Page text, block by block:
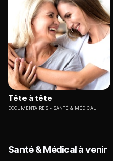
Tête à tête
DOCUMENTAIRES SANTÉ & MÉDICAL
Santé & Médical à venir